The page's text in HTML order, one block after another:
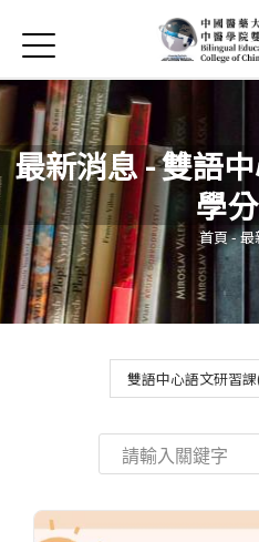
首頁
首頁
最新消息
EMI課程
活動集錦
學習資源
雙語中心(link is
(link is
官方YouTube(link is
Jump to
Jump to
最新消息 - 雙語
學
您
首頁-最